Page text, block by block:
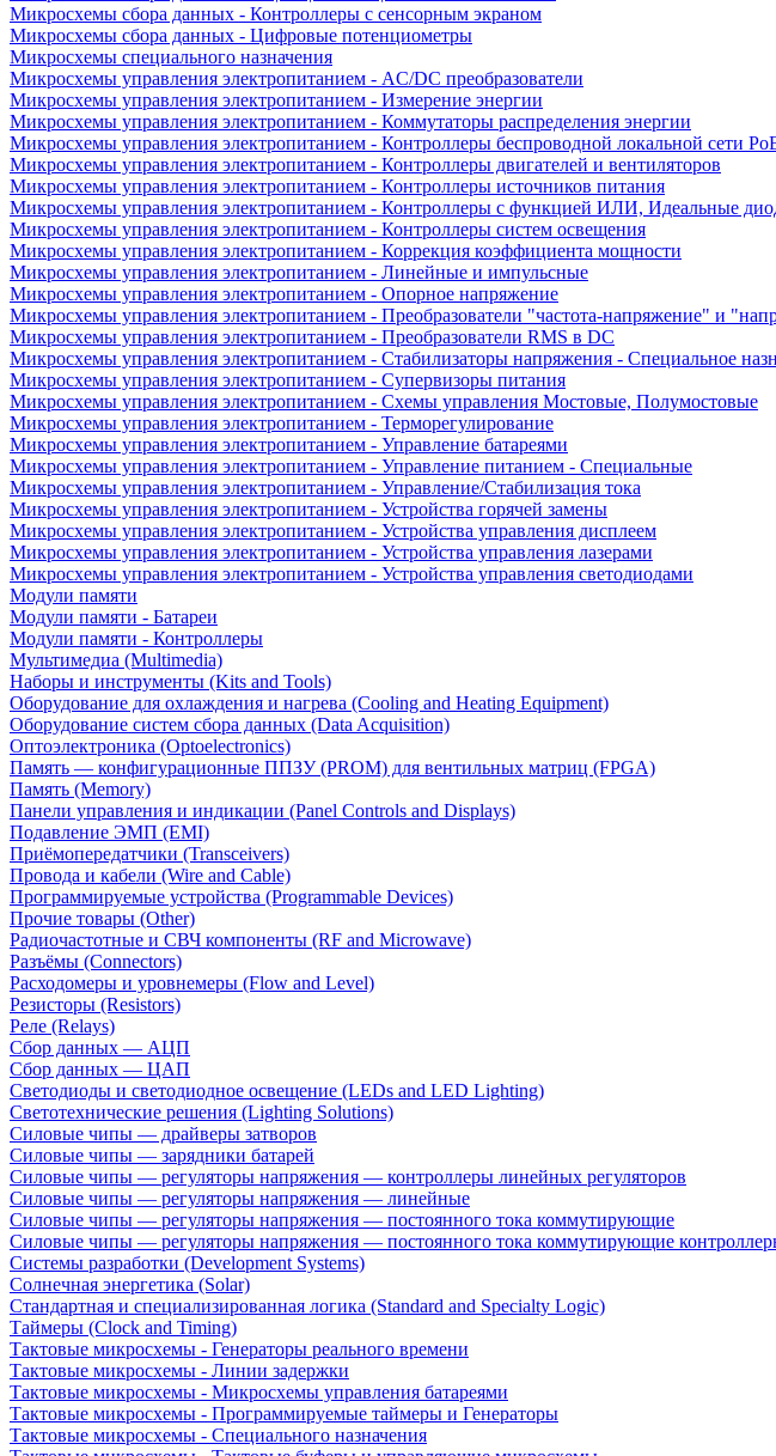
Микросхемы сбора данных - Контроллеры с сенсорным экраном
Микросхемы сбора данных - Цифровые потенциометры
Микросхемы специального назначения
Микросхемы управления электропитанием - AC/DC преобразователи
Микросхемы управления электропитанием - Измерение энергии
Микросхемы управления электропитанием - Коммутаторы распределения энергии
Микросхемы управления электропитанием - Контроллеры беспроводной локальной сети
Микросхемы управления электропитанием - Контроллеры двигателей и вентиляторов
Микросхемы управления электропитанием - Контроллеры источников питания
Микросхемы управления электропитанием - Контроллеры с функцией ИЛИ, Идеальные
Микросхемы управления электропитанием - Контроллеры систем освещения
Микросхемы управления электропитанием - Коррекция коэффициента мощности
Микросхемы управления электропитанием - Линейные и импульсные
Микросхемы управления электропитанием - Опорное напряжение
Микросхемы управления электропитанием - Преобразователи "частота-напряжение" и
Микросхемы управления электропитанием - Преобразователи RMS в DC
Микросхемы управления электропитанием - Стабилизаторы напряжения - Специальное
Микросхемы управления электропитанием - Супервизоры питания
Микросхемы управления электропитанием - Схемы управления Мостовые, Полумостовые
Микросхемы управления электропитанием - Терморегулирование
Микросхемы управления электропитанием - Управление батареями
Микросхемы управления электропитанием - Управление питанием - Специальные
Микросхемы управления электропитанием - Управление/Стабилизация тока
Микросхемы управления электропитанием - Устройства горячей замены
Микросхемы управления электропитанием - Устройства управления дисплеем
Микросхемы управления электропитанием - Устройства управления лазерами
Микросхемы управления электропитанием - Устройства управления светодиодами
Модули памяти
Модули памяти - Батареи
Модули памяти - Контроллеры
Мультимедиа (Multimedia)
Наборы и инструменты (Kits and Tools)
Оборудование для охлаждения и нагрева (Cooling and Heating Equipment)
Оборудование систем сбора данных (Data Acquisition)
Оптоэлектроника (Optoelectronics)
Память — конфигурационные ППЗУ (PROM) для вентильных матриц (FPGA)
Память (Memory)
Панели управления и индикации (Panel Controls and Displays)
Подавление ЭМП (EMI)
Приёмопередатчики (Transceivers)
Провода и кабели (Wire and Cable)
Программируемые устройства (Programmable Devices)
Прочие товары (Other)
Радиочастотные и СВЧ компоненты (RF and Microwave)
Разъёмы (Connectors)
Расходомеры и уровнемеры (Flow and Level)
Резисторы (Resistors)
Реле (Relays)
Сбор данных — АЦП
Сбор данных — ЦАП
Светодиоды и светодиодное освещение (LEDs and LED Lighting)
Светотехнические решения (Lighting Solutions)
Силовые чипы — драйверы затворов
Силовые чипы — зарядники батарей
Силовые чипы — регуляторы напряжения — контроллеры линейных регуляторов
Силовые чипы — регуляторы напряжения — линейные
Силовые чипы — регуляторы напряжения — постоянного тока коммутирующие
Силовые чипы — регуляторы напряжения — постоянного тока коммутирующие
Системы разработки (Development Systems)
Солнечная энергетика (Solar)
Стандартная и специализированная логика (Standard and Specialty Logic)
Таймеры (Clock and Timing)
Тактовые микросхемы - Генераторы реального времени
Тактовые микросхемы - Линии задержки
Тактовые микросхемы - Микросхемы управления батареями
Тактовые микросхемы - Программируемые таймеры и Генераторы
Тактовые микросхемы - Специального назначения